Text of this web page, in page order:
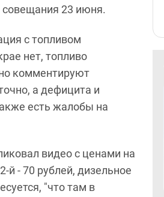
совещания 23 июня.
с топливом
нет, топливо
комментируют
а дефицита и
есть жалобы на
видео с ценами на
й - 70 рублей, дизельное
"что там в